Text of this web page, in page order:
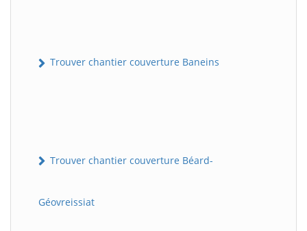
Trouver chantier couverture Baneins
Trouver chantier couverture Béard-
Géovreissiat